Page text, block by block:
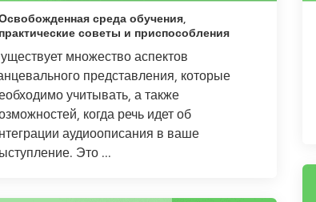
среда обучения,
практические советы и приспособления
множество аспектов
представления, которые
учитывать, а также
когда речь идет об
аудиоописания в ваше
Это ...